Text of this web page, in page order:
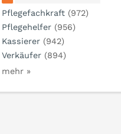
Pflegefachkraft (972)
Pflegehelfer (956)
Kassierer (942)
Verkäufer (894)
mehr »